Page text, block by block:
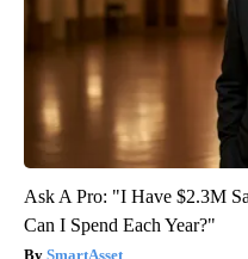
Ask A Pro: "I Have $2.3M
Can I Spend Each Year?"
SmartAsset